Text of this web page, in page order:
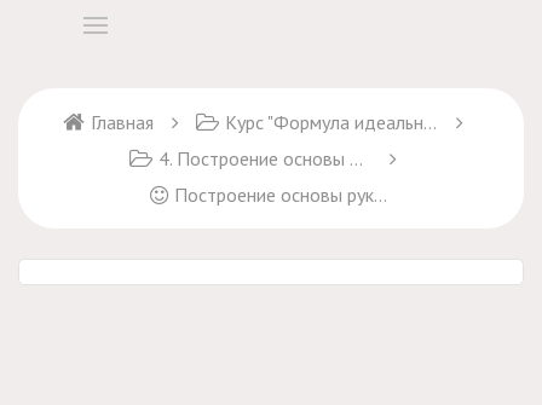
Главная
Курс "Формула идеального платья"
4. Построение основы рукава
Построение основы рукава. Урок-3